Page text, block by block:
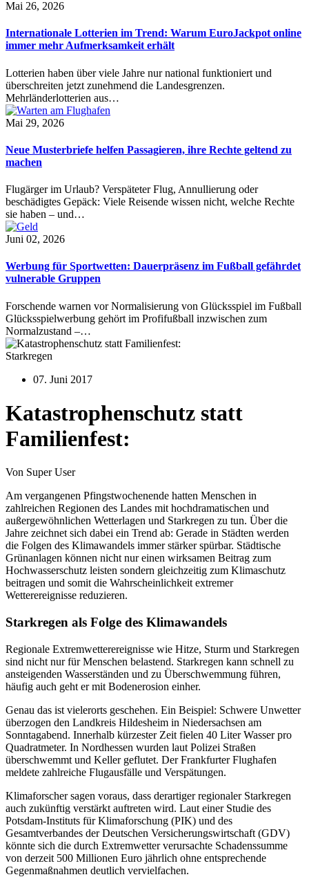
Mai 26, 2026
Internationale Lotterien im Trend: Warum EuroJackpot online
immer mehr Aufmerksamkeit erhält
Lotterien haben über viele Jahre nur national funktioniert und
überschreiten jetzt zunehmend die Landesgrenzen.
Mehrländerlotterien aus…
Mai 29, 2026
Neue Musterbriefe helfen Passagieren, ihre Rechte geltend zu
machen
Flugärger im Urlaub? Verspäteter Flug, Annullierung oder
beschädigtes Gepäck: Viele Reisende wissen nicht, welche Rechte
sie haben – und…
Juni 02, 2026
Werbung für Sportwetten: Dauerpräsenz im Fußball gefährdet
vulnerable Gruppen
Forschende warnen vor Normalisierung von Glücksspiel im Fußball
Glücksspielwerbung gehört im Profifußball inzwischen zum
Normalzustand –…
Starkregen
07. Juni 2017
Katastrophenschutz statt
Familienfest:
Von Super User
Am vergangenen Pfingstwochenende hatten Menschen in
zahlreichen Regionen des Landes mit hochdramatischen und
außergewöhnlichen Wetterlagen und Starkregen zu tun. Über die
Jahre zeichnet sich dabei ein Trend ab: Gerade in Städten werden
die Folgen des Klimawandels immer stärker spürbar. Städtische
Grünanlagen können nicht nur einen wirksamen Beitrag zum
Hochwasserschutz leisten sondern gleichzeitig zum Klimaschutz
beitragen und somit die Wahrscheinlichkeit extremer
Wetterereignisse reduzieren.
Starkregen als Folge des Klimawandels
Regionale Extremwetterereignisse wie Hitze, Sturm und Starkregen
sind nicht nur für Menschen belastend. Starkregen kann schnell zu
ansteigenden Wasserständen und zu Überschwemmung führen,
häufig auch geht er mit Bodenerosion einher.
Genau das ist vielerorts geschehen. Ein Beispiel: Schwere Unwetter
überzogen den Landkreis Hildesheim in Niedersachsen am
Sonntagabend. Innerhalb kürzester Zeit fielen 40 Liter Wasser pro
Quadratmeter. In Nordhessen wurden laut Polizei Straßen
überschwemmt und Keller geflutet. Der Frankfurter Flughafen
meldete zahlreiche Flugausfälle und Verspätungen.
Klimaforscher sagen voraus, dass derartiger regionaler Starkregen
auch zukünftig verstärkt auftreten wird. Laut einer Studie des
Potsdam-Instituts für Klimaforschung (PIK) und des
Gesamtverbandes der Deutschen Versicherungswirtschaft (GDV)
könnte sich die durch Extremwetter verursachte Schadenssumme
von derzeit 500 Millionen Euro jährlich ohne entsprechende
Gegenmaßnahmen deutlich vervielfachen.